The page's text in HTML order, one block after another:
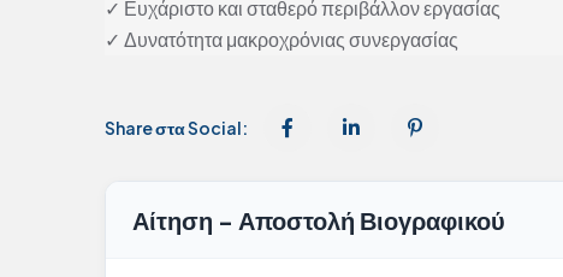
✓ Ευχάριστο και σταθερό περιβάλλον εργασίας
✓ Δυνατότητα μακροχρόνιας συνεργασίας
Share στα Social:
Αίτηση - Αποστολή Βιογραφικού